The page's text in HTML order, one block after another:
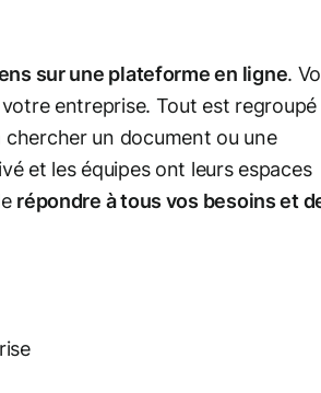
sur une plateforme en ligne.
entreprise. Tout est regroupé
chercher un document ou une
et les équipes ont leurs espaces
répondre à tous vos besoins et